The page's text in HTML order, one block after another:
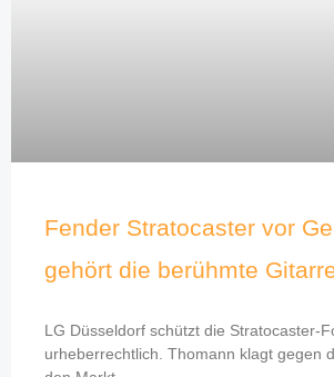
Fender Stratocaster vor
gehört die berühmte
LG Düsseldorf schützt die Stratocaster-
urheberrechtlich. Thomann klagt gegen